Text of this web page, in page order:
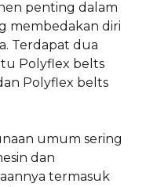
penting dalam
membedakan diri
Terdapat dua
Polyflex belts
Polyflex belts
umum sering
dan
termasuk